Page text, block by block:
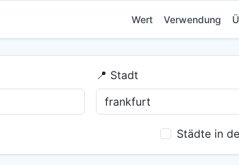
Wert Verwendung
📍 Stadt
Städte in